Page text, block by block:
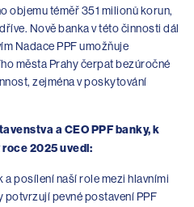
objemu téměř 351 milionů korun,
Nově banka v této činnosti dál
Nadace PPF umožňuje
města Prahy čerpat bezúročné
zejména v poskytování
a CEO PPF banky, k
2025 uvedl:
posílení naší role mezi hlavními
pevné postavení PPF